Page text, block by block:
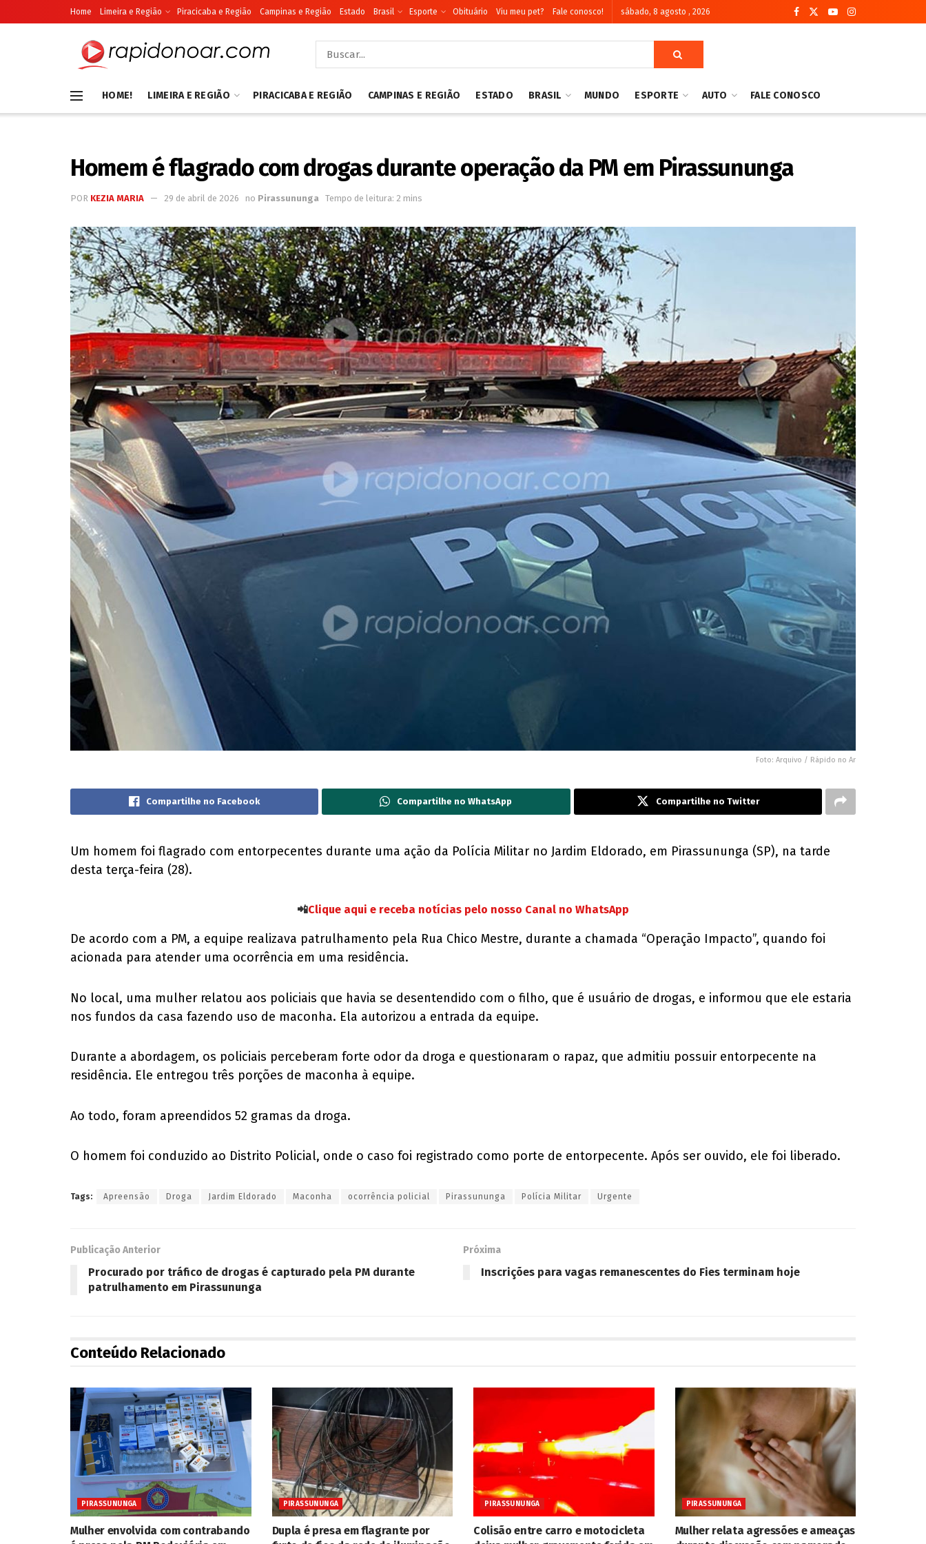
Home Limeira e Região Piracicaba e Região Campinas e Região Estado Brasil Esporte Obituário Viu meu pet? Fale conosco! sábado, 8 agosto , 2026
HOME! LIMEIRA E REGIÃO PIRACICABA E REGIÃO CAMPINAS E REGIÃO ESTADO BRASIL MUNDO ESPORTE AUTO FALE CONOSCO
Homem é flagrado com drogas durante operação da PM em Pirassununga
POR KEZIA MARIA 29 de abril de 2026 no Pirassununga Tempo de leitura: 2 mins
Foto: Arquivo / Rápido no Ar
Compartilhe no Facebook Compartilhe no WhatsApp Compartilhe no Twitter
Um homem foi flagrado com entorpecentes durante uma ação da Polícia Militar no Jardim Eldorado, em Pirassununga (SP), na tarde
desta terça-feira (28).
📲Clique aqui e receba notícias pelo nosso Canal no WhatsApp
De acordo com a PM, a equipe realizava patrulhamento pela Rua Chico Mestre, durante a chamada “Operação Impacto”, quando foi
acionada para atender uma ocorrência em uma residência.
No local, uma mulher relatou aos policiais que havia se desentendido com o filho, que é usuário de drogas, e informou que ele estaria
nos fundos da casa fazendo uso de maconha. Ela autorizou a entrada da equipe.
Durante a abordagem, os policiais perceberam forte odor da droga e questionaram o rapaz, que admitiu possuir entorpecente na
residência. Ele entregou três porções de maconha à equipe.
Ao todo, foram apreendidos 52 gramas da droga.
O homem foi conduzido ao Distrito Policial, onde o caso foi registrado como porte de entorpecente. Após ser ouvido, ele foi liberado.
Tags: Apreensão Droga Jardim Eldorado Maconha ocorrência policial Pirassununga Polícia Militar Urgente
Publicação Anterior
Procurado por tráfico de drogas é capturado pela PM durante
patrulhamento em Pirassununga
Próxima
Inscrições para vagas remanescentes do Fies terminam hoje
Conteúdo Relacionado
PIRASSUNUNGA
Mulher envolvida com contrabando
PIRASSUNUNGA
Dupla é presa em flagrante por
PIRASSUNUNGA
Colisão entre carro e motocicleta
PIRASSUNUNGA
Mulher relata agressões e ameaças